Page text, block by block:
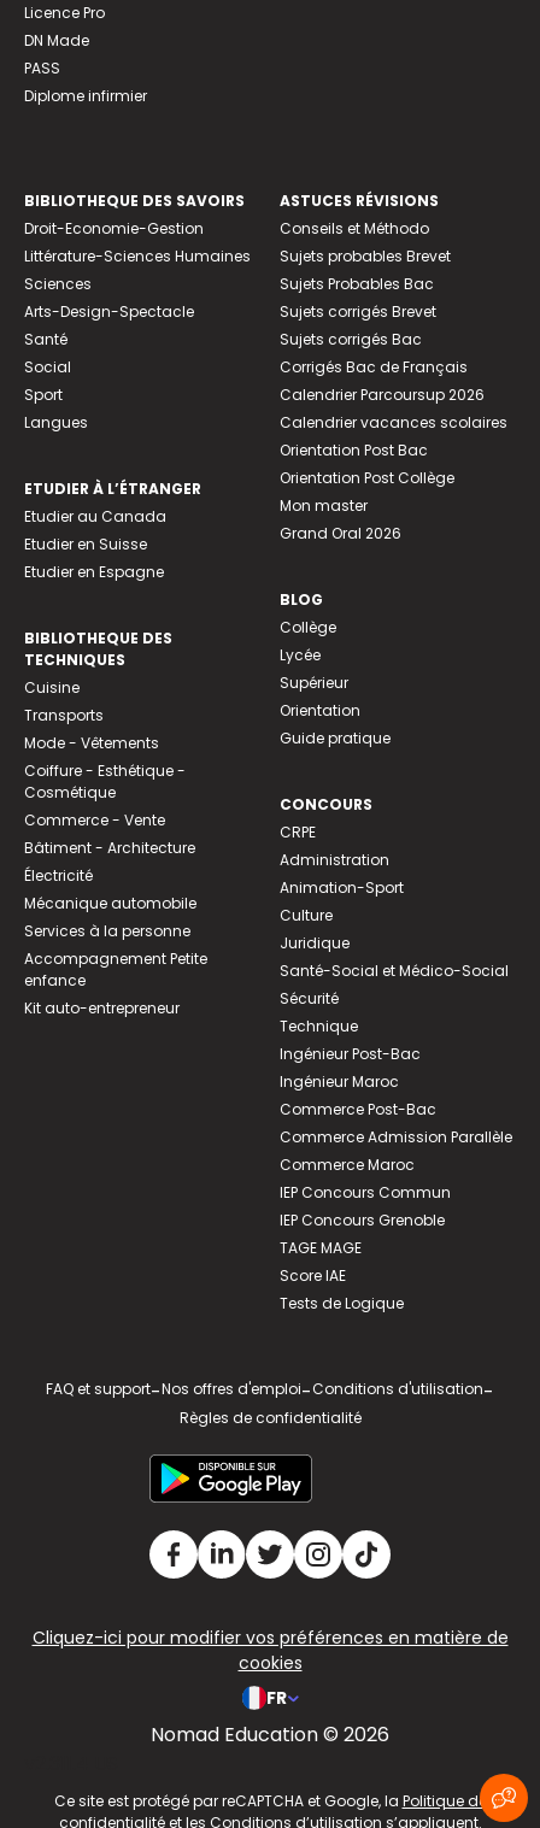
Licence Pro
DN Made
PASS
Diplome infirmier
BIBLIOTHEQUE DES SAVOIRS
Droit-Economie-Gestion
Littérature-Sciences Humaines
Sciences
Arts-Design-Spectacle
Santé
Social
Sport
Langues
ETUDIER À L’ÉTRANGER
Etudier au Canada
Etudier en Suisse
Etudier en Espagne
BIBLIOTHEQUE DES
TECHNIQUES
Cuisine
Transports
Mode - Vêtements
Coiffure - Esthétique -
Cosmétique
Commerce - Vente
Bâtiment - Architecture
Électricité
Mécanique automobile
Services à la personne
Accompagnement Petite
enfance
Kit auto-entrepreneur
ASTUCES RÉVISIONS
Conseils et Méthodo
Sujets probables Brevet
Sujets Probables Bac
Sujets corrigés Brevet
Sujets corrigés Bac
Corrigés Bac de Français
Calendrier Parcoursup 2026
Calendrier vacances scolaires
Orientation Post Bac
Orientation Post Collège
Mon master
Grand Oral 2026
BLOG
Collège
Lycée
Supérieur
Orientation
Guide pratique
CONCOURS
CRPE
Administration
Animation-Sport
Culture
Juridique
Santé-Social et Médico-Social
Sécurité
Technique
Ingénieur Post-Bac
Ingénieur Maroc
Commerce Post-Bac
Commerce Admission Parallèle
Commerce Maroc
IEP Concours Commun
IEP Concours Grenoble
TAGE MAGE
Score IAE
Tests de Logique
FAQ et support-Nos offres d'emploi-Conditions d'utilisation-
Règles de confidentialité
Cliquez-ici pour modifier vos préférences en matière de
cookies
FR
Nomad Education © 2026
Ce site est protégé par reCAPTCHA et Google, la Politique de
confidentialitéet les Conditions d’utilisation s’appliquent.